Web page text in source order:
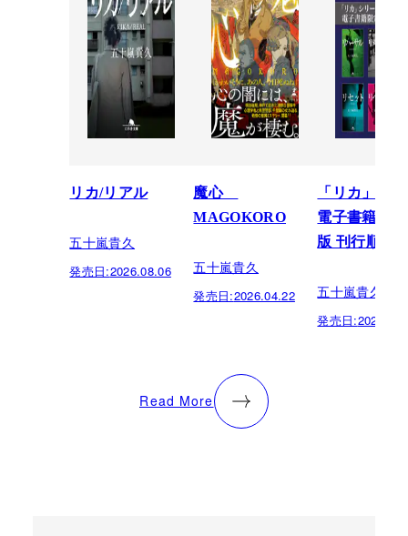
リカ/リアル
五十嵐貴久
発売日:2026.08.06
魔心
MAGOKORO
五十嵐貴久
発売日:2026.04.22
「リカ」シ
電子書籍限
版 刊行順
五十嵐貴久
発売日:
Read More